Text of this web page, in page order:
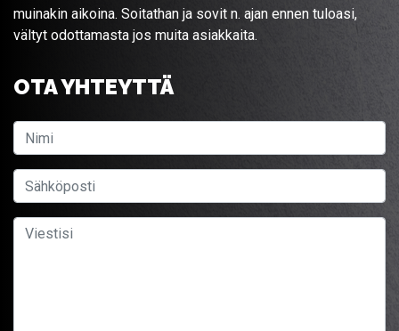
muinakin aikoina. Soitathan ja sovit n. ajan ennen tuloasi,
vältyt odottamasta jos muita asiakkaita.
OTA YHTEYTTÄ